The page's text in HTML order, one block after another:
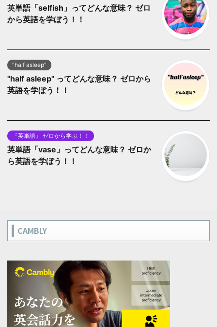
英単語「selfish」ってどんな意味？ ゼロ
から英語を学ぼう！！
"half asleep"
"half asleep" ってどんな意味？ ゼロから
英語を学ぼう！！
『英単語』 ゼロから学ぶ！！
英単語「vase」ってどんな意味？ ゼロか
ら英語を学ぼう！！
CAMBLY